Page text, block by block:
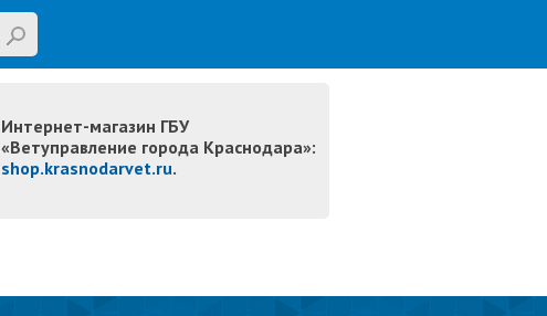
Интернет-магазин ГБУ
«Ветуправление города Краснодара»:
shop.krasnodarvet.ru.